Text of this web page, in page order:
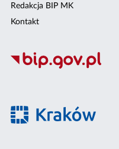
Redakcja BIP MK
Kontakt